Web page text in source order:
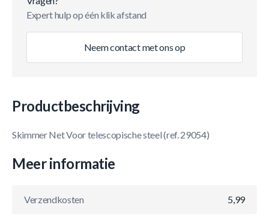
Expert hulp op één klik afstand
Neem contact met ons op
Productbeschrijving
Skimmer Net Voor telescopische steel (ref. 29054)
Meer informatie
Verzendkosten 5,99